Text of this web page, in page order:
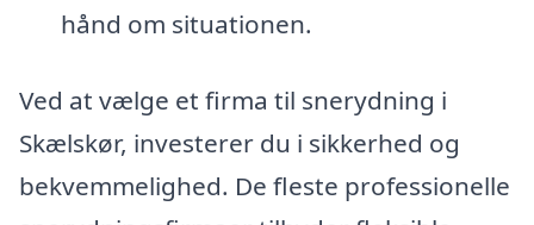
hånd om situationen.
Ved at vælge et firma til snerydning i
Skælskør, investerer du i sikkerhed og
bekvemmelighed. De fleste professionelle